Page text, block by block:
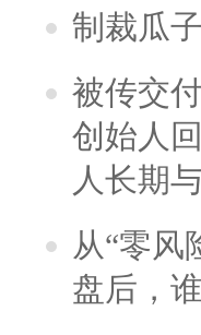
制裁瓜
被传交
创始人
人长期
从“零风
盘后，